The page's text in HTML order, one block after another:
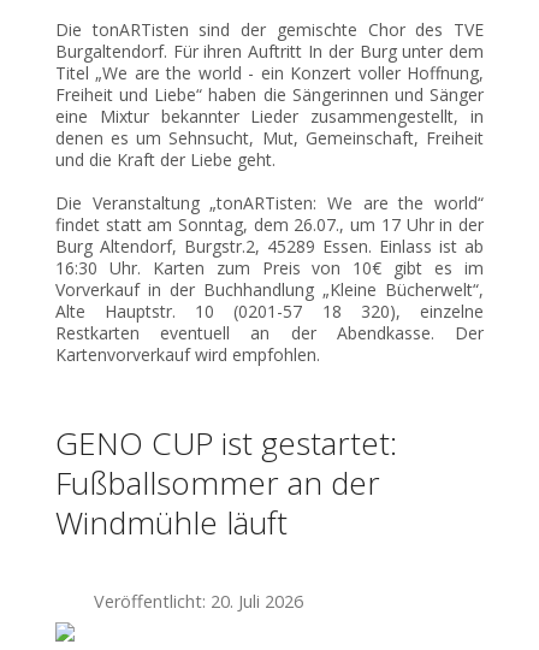
Die tonARTisten sind der gemischte Chor des TVE
Burgaltendorf. Für ihren Auftritt In der Burg unter dem
Titel „We are the world - ein Konzert voller Hoffnung,
Freiheit und Liebe“ haben die Sängerinnen und Sänger
eine Mixtur bekannter Lieder zusammengestellt, in
denen es um Sehnsucht, Mut, Gemeinschaft, Freiheit
und die Kraft der Liebe geht.
Die Veranstaltung „tonARTisten: We are the world“
findet statt am Sonntag, dem 26.07., um 17 Uhr in der
Burg Altendorf, Burgstr.2, 45289 Essen. Einlass ist ab
16:30 Uhr. Karten zum Preis von 10€ gibt es im
Vorverkauf in der Buchhandlung „Kleine Bücherwelt“,
Alte Hauptstr. 10 (0201-57 18 320), einzelne
Restkarten eventuell an der Abendkasse. Der
Kartenvorverkauf wird empfohlen.
GENO CUP ist gestartet:
Fußballsommer an der
Windmühle läuft
Veröffentlicht: 20. Juli 2026